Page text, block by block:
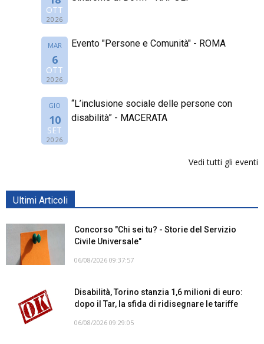
OTT
2026
MAR
6
OTT
2026
Evento "Persone e Comunità" - ROMA
GIO
10
SET
2026
“L’inclusione sociale delle persone con
disabilità” - MACERATA
Vedi tutti gli eventi
Ultimi Articoli
Concorso "Chi sei tu? - Storie del Servizio
Civile Universale"
06/08/2026 09:37:57
Disabilità, Torino stanzia 1,6 milioni di euro:
dopo il Tar, la sfida di ridisegnare le tariffe
06/08/2026 09:29:05